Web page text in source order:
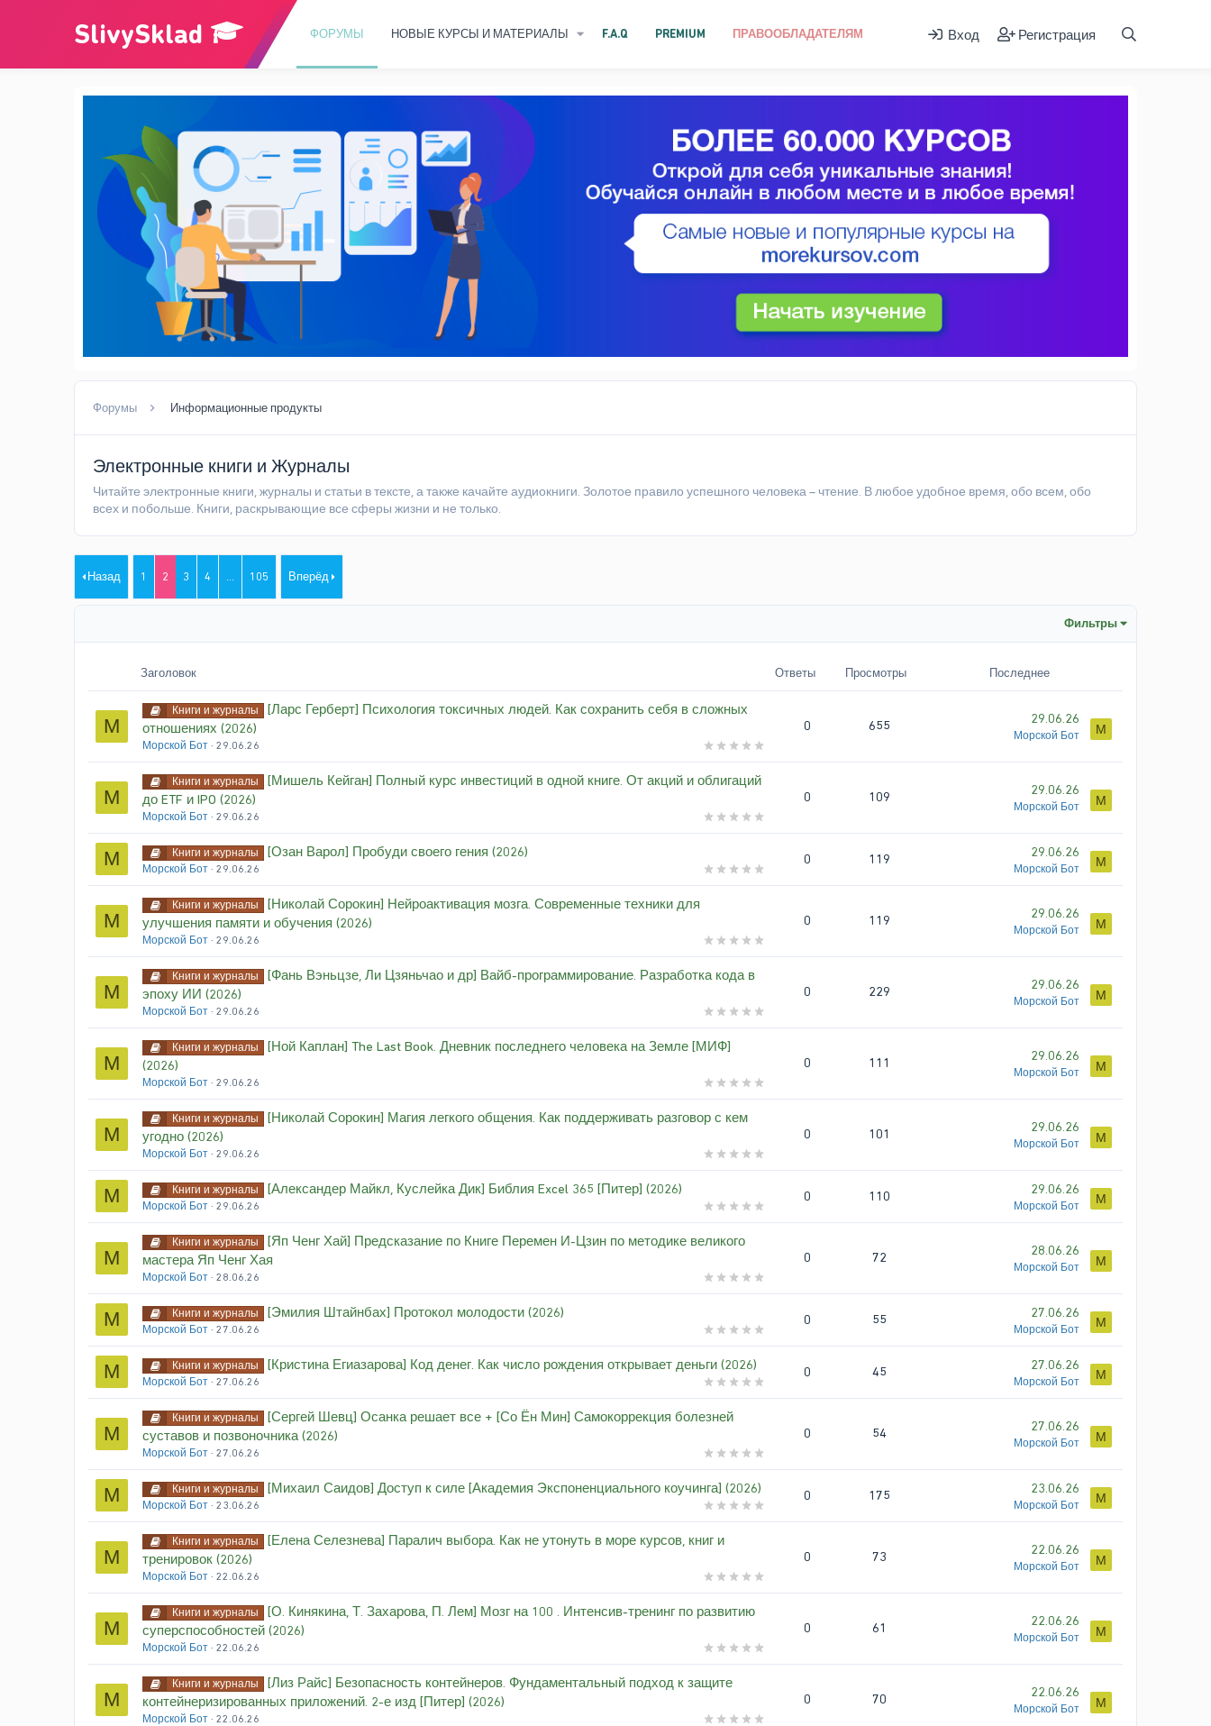
ФОРУМЫ НОВЫЕ КУРСЫ И МАТЕРИАЛЫ F.A.Q PREMIUM ПРАВООБЛАДАТЕЛЯМ Вход Регистрация
Форумы Информационные продукты
Электронные книги и Журналы
Читайте электронные книги, журналы и статьи в тексте, а также качайте аудиокниги. Золотое правило успешного человека – чтение. В любое удобное время, обо всем, обо
всех и побольше. Книги, раскрывающие все сферы жизни и не только.
Назад 1 2 3 4 ... 105 Вперёд
Фильтры
Заголовок Ответы Просмотры Последнее
М
Книги и журналы
[Ларс Герберт] Психология токсичных людей. Как сохранить себя в сложных
отношениях (2026)
Морской Бот 29.06.26
0 655 29.06.26
Морской Бот М
М
Книги и журналы
[Мишель Кейган] Полный курс инвестиций в одной книге. От акций и облигаций
до ETF и IPO (2026)
Морской Бот 29.06.26
0 109 29.06.26
Морской Бот М
М Книги и журналы [Озан Варол] Пробуди своего гения (2026)
Морской Бот 29.06.26
0 119 29.06.26
Морской Бот М
М
Книги и журналы
[Николай Сорокин] Нейроактивация мозга. Современные техники для
улучшения памяти и обучения (2026)
Морской Бот 29.06.26
0 119 29.06.26
Морской Бот М
М
Книги и журналы
[Фань Вэньцзе, Ли Цзяньчао и др] Вайб-программирование. Разработка кода в
эпоху ИИ (2026)
Морской Бот 29.06.26
0 229 29.06.26
Морской Бот М
М
Книги и журналы
[Ной Каплан] The Last Book. Дневник последнего человека на Земле [МИФ]
(2026)
Морской Бот 29.06.26
0 111 29.06.26
Морской Бот М
М
Книги и журналы
[Николай Сорокин] Магия легкого общения. Как поддерживать разговор с кем
угодно (2026)
Морской Бот 29.06.26
0 101 29.06.26
Морской Бот М
М Книги и журналы [Александер Майкл, Куслейка Дик] Библия Excel 365 [Питер] (2026)
Морской Бот 29.06.26
0 110 29.06.26
Морской Бот М
М
Книги и журналы
[Яп Ченг Хай] Предсказание по Книге Перемен И-Цзин по методике великого
мастера Яп Ченг Хая
Морской Бот 28.06.26
0 72 28.06.26
Морской Бот М
М Книги и журналы [Эмилия Штайнбах] Протокол молодости (2026)
Морской Бот 27.06.26
0 55 27.06.26
Морской Бот М
М Книги и журналы [Кристина Егиазарова] Код денег. Как число рождения открывает деньги (2026)
Морской Бот 27.06.26
0 45 27.06.26
Морской Бот М
М
Книги и журналы
[Сергей Шевц] Осанка решает все + [Со Ён Мин] Самокоррекция болезней
суставов и позвоночника (2026)
Морской Бот 27.06.26
0 54 27.06.26
Морской Бот М
М Книги и журналы [Михаил Саидов] Доступ к силе [Академия Экспоненциального коучинга] (2026)
Морской Бот 23.06.26
0 175 23.06.26
Морской Бот М
М
Книги и журналы
[Елена Селезнева] Паралич выбора. Как не утонуть в море курсов, книг и
тренировок (2026)
Морской Бот 22.06.26
0 73 22.06.26
Морской Бот М
М
Книги и журналы
[О. Кинякина, Т. Захарова, П. Лем] Мозг на 100 . Интенсив-тренинг по развитию
суперспособностей (2026)
Морской Бот 22.06.26
0 61 22.06.26
Морской Бот М
М
Книги и журналы
[Лиз Райс] Безопасность контейнеров. Фундаментальный подход к защите
контейнеризированных приложений. 2-е изд [Питер] (2026)
Морской Бот 22.06.26
0 70 22.06.26
Морской Бот М